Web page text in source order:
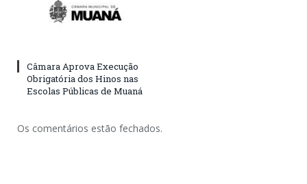
Câmara Aprova Execução
Obrigatória dos Hinos nas
Escolas Públicas de Muaná
Os comentários estão fechados.